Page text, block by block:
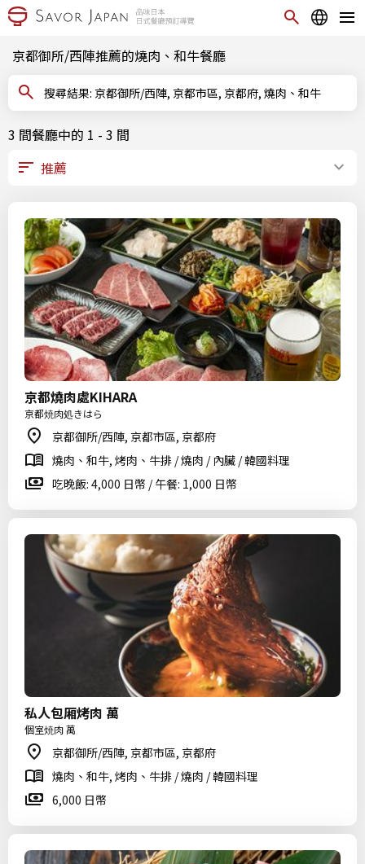
京都御所/西陣推薦的燒肉、和牛餐廳
搜尋結果: 京都御所/西陣, 京都市區, 京都府, 燒肉、和牛
3 間餐廳中的 1 - 3 間
京都燒肉處KIHARA
京都焼肉処きはら
京都御所/西陣, 京都市區, 京都府
燒肉、和牛, 烤肉、牛排 / 燒肉 / 內臟 / 韓國料理
吃晚飯: 4,000 日幣 / 午餐: 1,000 日幣
私人包厢烤肉 萬
個室焼肉 萬
京都御所/西陣, 京都市區, 京都府
燒肉、和牛, 烤肉、牛排 / 燒肉 / 韓國料理
6,000 日幣